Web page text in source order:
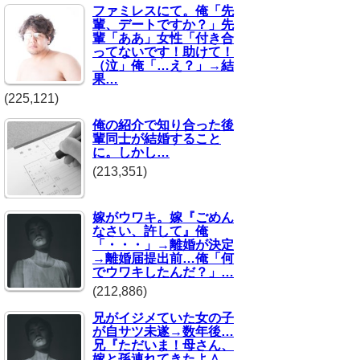
ファミレスにて。俺「先
輩、デートですか？」先
輩「ああ」女性「付き合
ってないです！助けて！
（泣」俺「…え？」→結
果…
(225,121)
俺の紹介で知り合った後
輩同士が結婚すること
に。しかし…
(213,351)
嫁がウワキ。嫁『ごめん
なさい、許して』俺
「・・・」→離婚が決定
→離婚届提出前…俺「何
でウワキしたんだ？」…
(212,886)
兄がイジメていた女の子
が自サツ未遂→数年後…
兄『ただいま！母さん、